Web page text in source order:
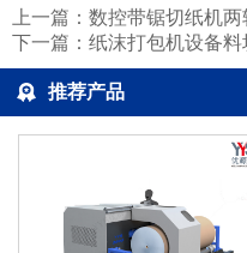
上一篇： 数控带锯切纸机
下一篇： 纸沫打包机设备
推荐产品